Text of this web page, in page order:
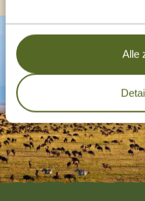
Alle
Footer